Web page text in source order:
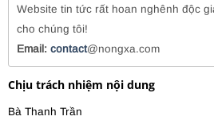
Website tin tức rất hoan nghênh độc
cho chúng tôi!
Email: contact@nongxa.com
Chịu trách nhiệm nội dung
Bà Thanh Trần